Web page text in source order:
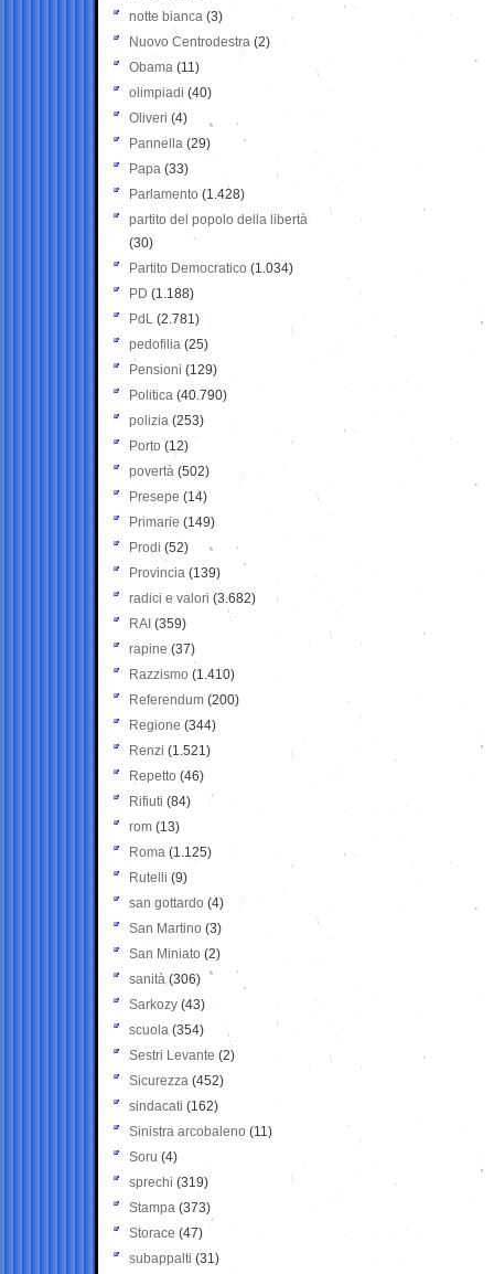
notte bianca (3)
Nuovo Centrodestra (2)
Obama (11)
olimpiadi (40)
Oliveri (4)
Pannella (29)
Papa (33)
Parlamento (1.428)
partito del popolo della libertà
(30)
Partito Democratico (1.034)
PD (1.188)
PdL (2.781)
pedofilia (25)
Pensioni (129)
Politica (40.790)
polizia (253)
Porto (12)
povertà (502)
Presepe (14)
Primarie (149)
Prodi (52)
Provincia (139)
radici e valori (3.682)
RAI (359)
rapine (37)
Razzismo (1.410)
Referendum (200)
Regione (344)
Renzi (1.521)
Repetto (46)
Rifiuti (84)
rom (13)
Roma (1.125)
Rutelli (9)
san gottardo (4)
San Martino (3)
San Miniato (2)
sanità (306)
Sarkozy (43)
scuola (354)
Sestri Levante (2)
Sicurezza (452)
sindacati (162)
Sinistra arcobaleno (11)
Soru (4)
sprechi (319)
Stampa (373)
Storace (47)
subappalti (31)